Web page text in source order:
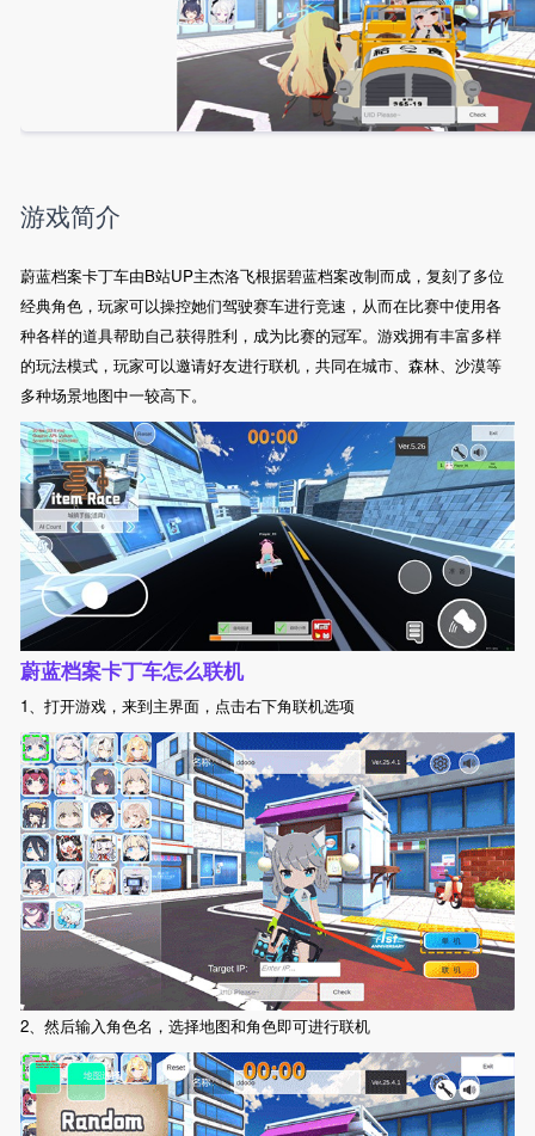
游戏简介
蔚蓝档案卡丁车由B站UP主杰洛飞根据碧蓝档案改制而成，复刻了多位
经典角色，玩家可以操控她们驾驶赛车进行竞速，从而在比赛中使用各
种各样的道具帮助自己获得胜利，成为比赛的冠军。游戏拥有丰富多样
的玩法模式，玩家可以邀请好友进行联机，共同在城市、森林、沙漠等
多种场景地图中一较高下。
蔚蓝档案卡丁车怎么联机
1、打开游戏，来到主界面，点击右下角联机选项
2、然后输入角色名，选择地图和角色即可进行联机